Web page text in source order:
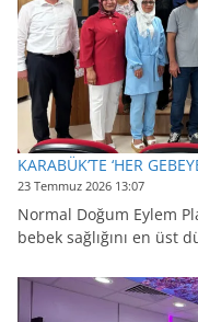
KARABÜK’TE ‘HER
23 Temmuz 2026 13:07
Normal Doğum Eylem
bebek sağlığını en üst